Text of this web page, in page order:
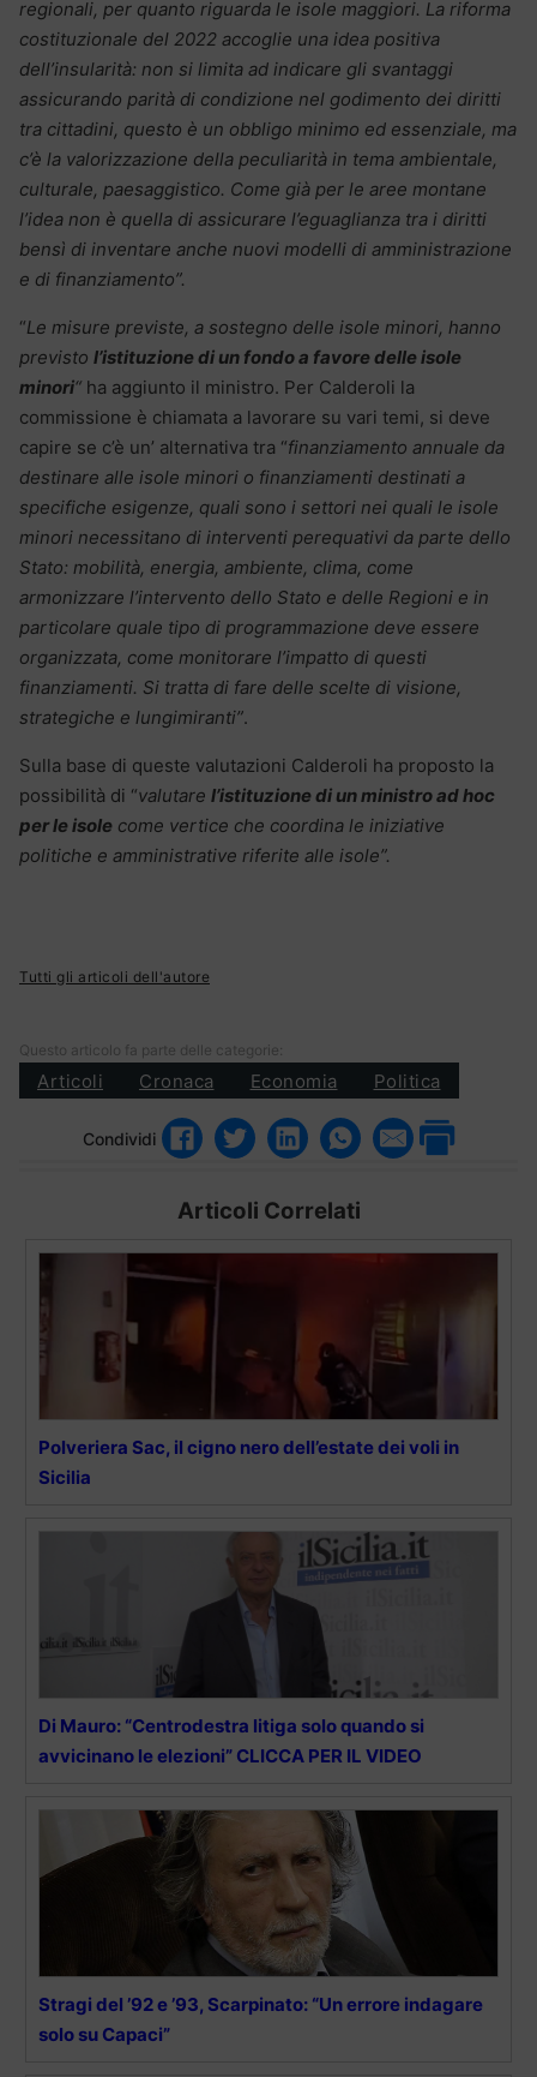
regionali, per quanto riguarda le isole maggiori. La riforma
costituzionale del 2022 accoglie una idea positiva
dell’insularità: non si limita ad indicare gli svantaggi
assicurando parità di condizione nel godimento dei diritti
tra cittadini, questo è un obbligo minimo ed essenziale, ma
c’è la valorizzazione della peculiarità in tema ambientale,
culturale, paesaggistico. Come già per le aree montane
l’idea non è quella di assicurare l’eguaglianza tra i diritti
bensì di inventare anche nuovi modelli di amministrazione
e di finanziamento”.
“Le misure previste, a sostegno delle isole minori, hanno
previsto l’istituzione di un fondo a favore delle isole
minori“ ha aggiunto il ministro. Per Calderoli la
commissione è chiamata a lavorare su vari temi, si deve
capire se c’è un’ alternativa tra “finanziamento annuale da
destinare alle isole minori o finanziamenti destinati a
specifiche esigenze, quali sono i settori nei quali le isole
minori necessitano di interventi perequativi da parte dello
Stato: mobilità, energia, ambiente, clima, come
armonizzare l’intervento dello Stato e delle Regioni e in
particolare quale tipo di programmazione deve essere
organizzata, come monitorare l’impatto di questi
finanziamenti. Si tratta di fare delle scelte di visione,
strategiche e lungimiranti”.
Sulla base di queste valutazioni Calderoli ha proposto la
possibilità di “valutare l’istituzione di un ministro ad hoc
per le isole come vertice che coordina le iniziative
politiche e amministrative riferite alle isole”.
Tutti gli articoli dell'autore
Questo articolo fa parte delle categorie:
Articoli Cronaca Economia Politica
Condividi
Articoli Correlati
Polveriera Sac, il cigno nero dell’estate dei voli in
Sicilia
Di Mauro: “Centrodestra litiga solo quando si
avvicinano le elezioni” CLICCA PER IL VIDEO
Stragi del ’92 e ’93, Scarpinato: “Un errore indagare
solo su Capaci”